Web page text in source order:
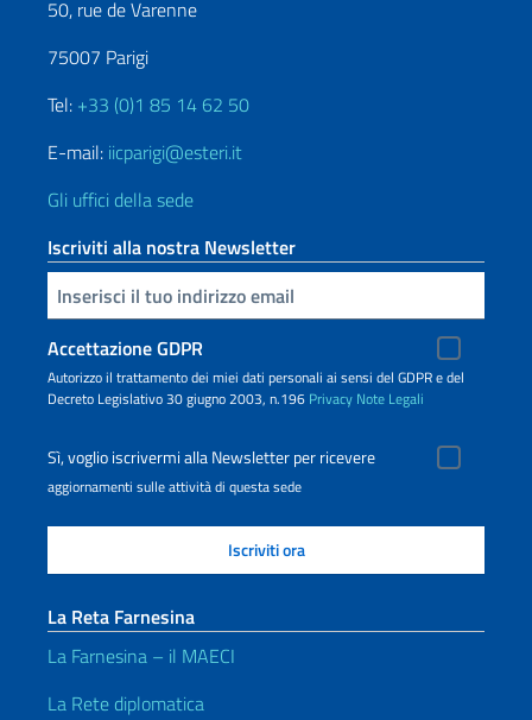
50, rue de Varenne
75007 Parigi
Tel: +33 (0)1 85 14 62 50
E-mail: iicparigi@esteri.it
Gli uffici della sede
Iscriviti alla nostra Newsletter
Inserisci la tua email
Accettazione GDPR
Autorizzo il trattamento dei miei dati personali ai sensi del GDPR e del
Decreto Legislativo 30 giugno 2003, n.196 Privacy Note Legali
Sì, voglio iscrivermi alla Newsletter per ricevere
aggiornamenti sulle attività di questa sede
La Reta Farnesina
La Farnesina – il MAECI
La Rete diplomatica